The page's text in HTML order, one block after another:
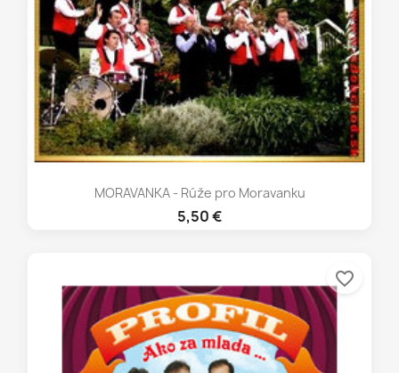
MORAVANKA - Rúže pro Moravanku
5,50 €
favorite_border